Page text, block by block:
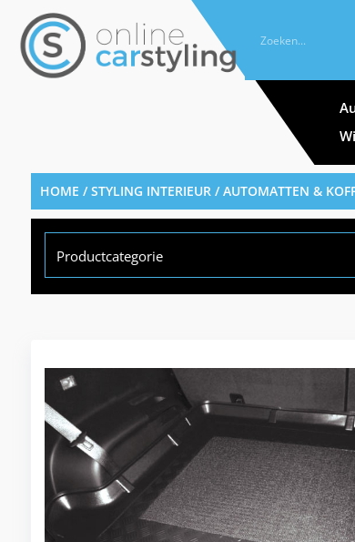
HOME /STYLING INTERIEUR/AUTOMATTEN &
Productcategorie